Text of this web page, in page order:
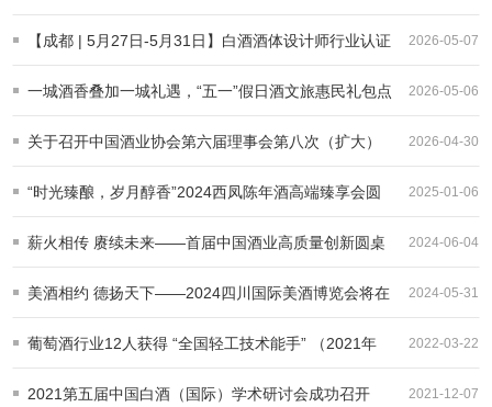
【成都 | 5月27日-5月31日】白酒酒体设计师行业认证
课程报名中
2026-05-07
一城酒香叠加一城礼遇，“五一”假日酒文旅惠民礼包点
亮消费新姿态
2026-05-06
关于召开中国酒业协会第六届理事会第八次（扩大）
会议的通知
2026-04-30
“时光臻酿，岁月醇香”2024西凤陈年酒高端臻享会圆
满举办
2025-01-06
薪火相传 赓续未来——首届中国酒业高质量创新圆桌
论坛启示未来
2024-06-04
美酒相约 德扬天下——2024四川国际美酒博览会将在
德阳举行
2024-05-31
葡萄酒行业12人获得 “全国轻工技术能手” （2021年
度）称号
2022-03-22
2021第五届中国白酒（国际）学术研讨会成功召开 2021-12-07